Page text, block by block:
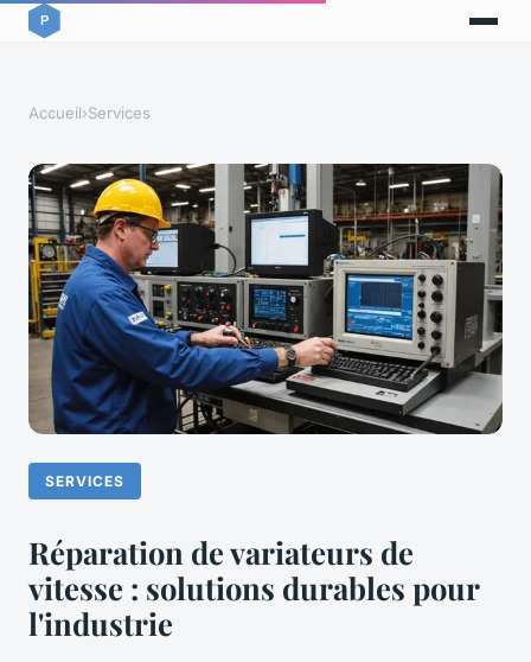
Accueil›Services
SERVICES
Réparation de variateurs de
vitesse : solutions durables pour
l'industrie